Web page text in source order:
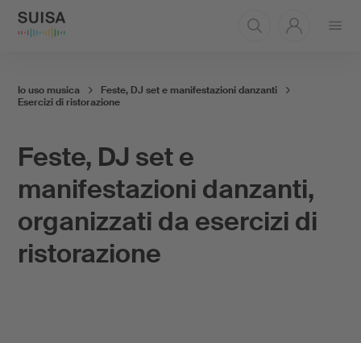
Feste, DJ set e
manifestazioni danzanti,
organizzati da esercizi di
ristorazione
Io uso musica
Feste, DJ set e manifestazioni danzanti
Esercizi di ristorazione